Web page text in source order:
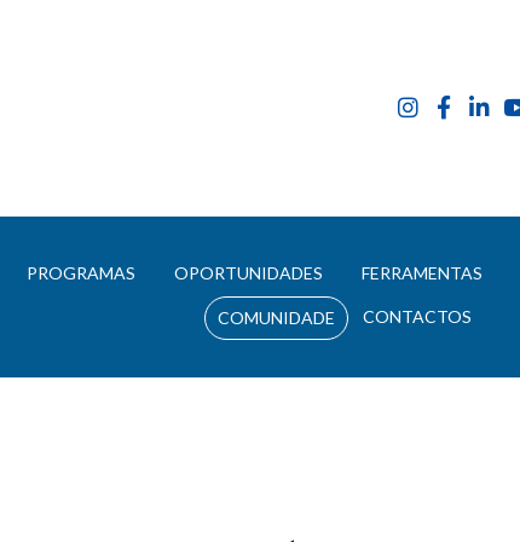
PROGRAMAS OPORTUNIDADES FERRAMENTAS
COMUNIDADE CONTACTOS